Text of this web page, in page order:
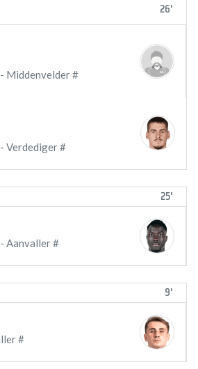
26'
Middenvelder #
Verdediger #
25'
Aanvaller #
9'
#